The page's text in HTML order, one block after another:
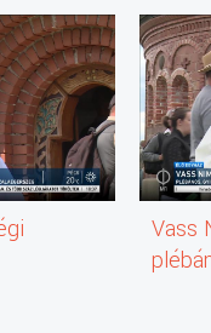
is építjük.
élünk, és hogy
és az a mi
a magyarságot
csodát,
ezt a kápolnát,
mi részt vehettünk
Vass